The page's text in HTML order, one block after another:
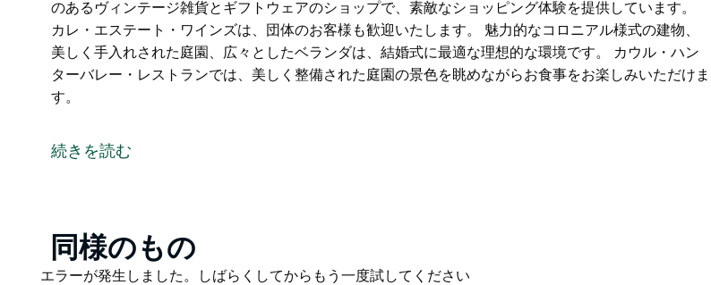
のあるヴィンテージ雑貨とギフトウェアのショップで、素敵なショッピング体験を提供しています。
カレ・エステート・ワインズは、団体のお客様も歓迎いたします。 魅力的なコロニアル様式の建物、
美しく手入れされた庭園、広々としたベランダは、結婚式に最適な理想的な環境です。 カウル・ハン
ターバレー・レストランでは、美しく整備された庭園の景色を眺めながらお食事をお楽しみいただけま
す。
大級のブティックワインコレクションを誇り、伝統的な製法で手作業で造られたワインも豊富に取り揃
えています。伝統的なワインはもちろん、希少な品種も数多くご用意。手作りのスパークリングワイン
「カム・ワット・メイ」は、趣のあるヴィンテージ雑貨とギフトウェアのショップで、素敵なショッピ
ング体験を提供しています。
続きを読む
Product
List
同様のもの
Product
エラーが発生しました。しばらくしてからもう一度試してください